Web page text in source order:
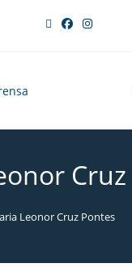
Leonor Cruz Pontes